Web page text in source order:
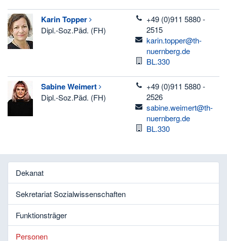
KarinTopper
Dipl.-Soz.Päd. (FH)
telefon
+49 (0)911 5880 -
2515
email
karin.topper@th-
nuernberg.de
Raum
BL.330
SabineWeimert
Dipl.-Soz.Päd. (FH)
telefon
+49 (0)911 5880 -
2526
email
sabine.weimert@th-
nuernberg.de
Raum
BL.330
Dekanat
Sekretariat Sozialwissenschaften
Funktionsträger
Personen